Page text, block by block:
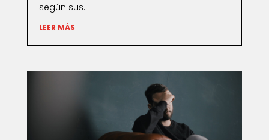
según sus...
LEER MÁS